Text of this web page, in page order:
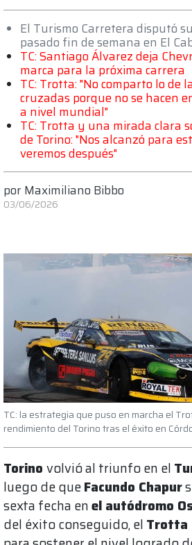
El Turismo Carretera disputó
pasado fin de semana en El
TC: Santiago Álvarez deja
marca para la próxima carrera
TC: Trotta: "No comparto lo de
cruzadas porque no se hacen
a nivel mundial"
TC: Trotta y una mirada clara
de Torino: "Nos alcanzó para
veremos después"
por Maximiliano Bibbo
03/06/2026
TC: la estrategia que puso en marcha el
rendimiento del Torino tras el éxito en
Torino volvió al triunfo en el
luego de queFacundo Chapur
sexta fecha enel autódromo
del éxito conseguido, el Trotta